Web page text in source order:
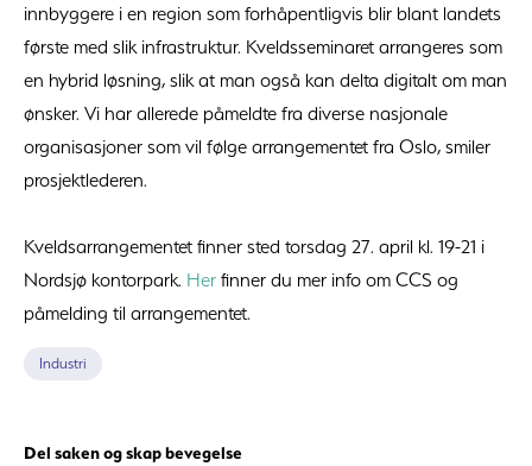
innbyggere i en region som forhåpentligvis blir blant landets
første med slik infrastruktur. Kveldsseminaret arrangeres som
en hybrid løsning, slik at man også kan delta digitalt om man
ønsker. Vi har allerede påmeldte fra diverse nasjonale
organisasjoner som vil følge arrangementet fra Oslo, smiler
prosjektlederen.
Kveldsarrangementet finner sted torsdag 27. april kl. 19-21 i
Nordsjø kontorpark. Her finner du mer info om CCS og
påmelding til arrangementet.
Industri
Del saken og skap bevegelse